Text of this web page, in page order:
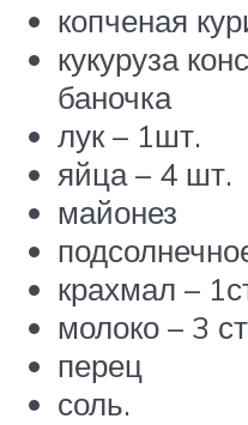
копченая
кукуруза
баночка
лук – 1шт.
яйца – 4 шт.
майонез
крахмал –
молоко – 3
перец
соль.